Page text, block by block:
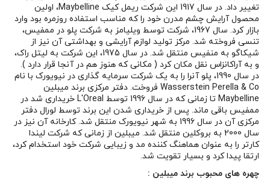
تغییر داد. در سال 1917 این شرکت ریمل کیک Maybelline، اولین
محصول آرایش چشم مدرن خود را که مناسب استفاده روزمره بود وارد
بازار کرد. سال 1967، شرکت توسط ویلیامز به شرکت پلو در ممفیس،
تنسی فروخته شد. مرکز تولید لوازم آرایشی و بهداشتی آن نیز از
شیکاگو به منفیس منتقل شد. در سال 1975، این شرکت به لیتل راک،
و به آراکانزاس نقل مکان کرد ( مکانی که هنوز هم در آنجا قرار دارد ).
در سال 1990، پلو آنرا را به یک شرکت سرمایه گذاری در نیویورک با نام
Wasserstein Perella & Co فروخت. دفتر مرکزی برند میبلین
Maybelline تا زمانی که در سال 1996 توسط L'Oreal خریداری شد در
ممفیس باقی ماند. پس از خریداری شدن این برند توسط لورال دفتر
مرکزی آن در سال 1996 به شهر نیویورک منتقل شد. کارخانه آن نیز در
سال 2000 به بروکلین منتقل شد. میبلین از زمانی که شرکت لیندا
کارتر را به عنوان هماهنگ کننده مد و زیبایی شرکت خود استخدام کرد،
ارتقا پیدا کرد و بسیار تقویت شد.
چهره های محبوب برند میبلین :